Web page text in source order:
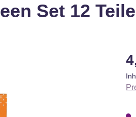
Set 12